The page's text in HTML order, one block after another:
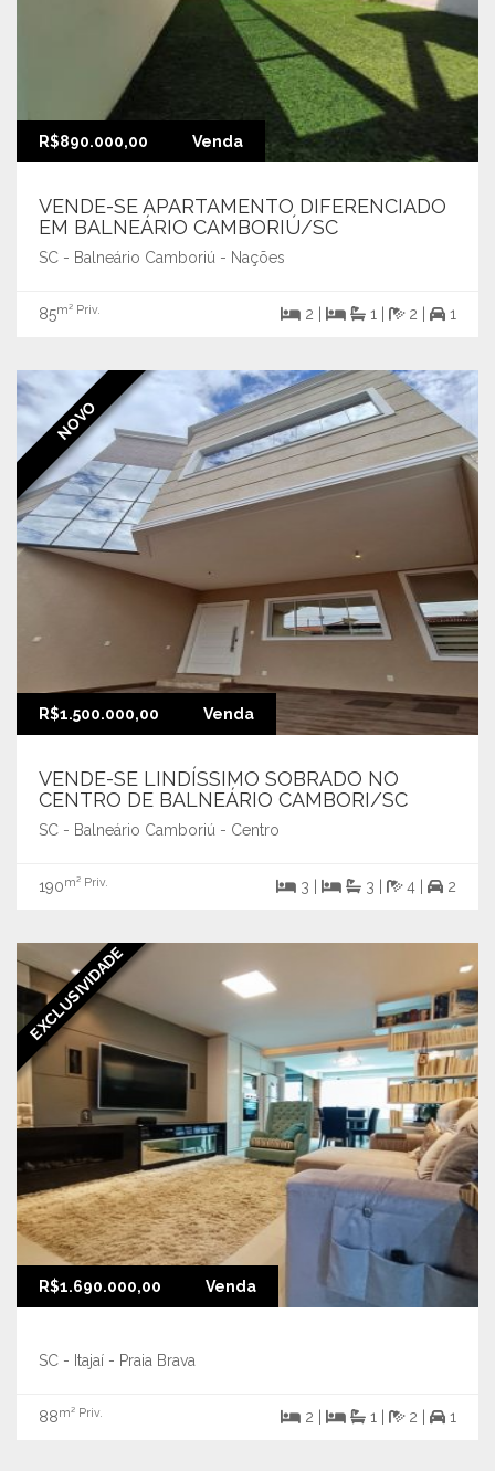
R$890.000,00 Venda
VENDE-SE APARTAMENTO DIFERENCIADO
EM BALNEÁRIO CAMBORIÚ/SC
SC - Balneário Camboriú - Nações
85m² Priv. 2 | 1 | 2 | 1
NOVO
R$1.500.000,00 Venda
VENDE-SE LINDÍSSIMO SOBRADO NO
CENTRO DE BALNEÁRIO CAMBORI/SC
SC - Balneário Camboriú - Centro
190m² Priv. 3 | 3 | 4 | 2
EXCLUSIVIDADE
R$1.690.000,00 Venda
SC - Itajaí - Praia Brava
88m² Priv. 2 | 1 | 2 | 1